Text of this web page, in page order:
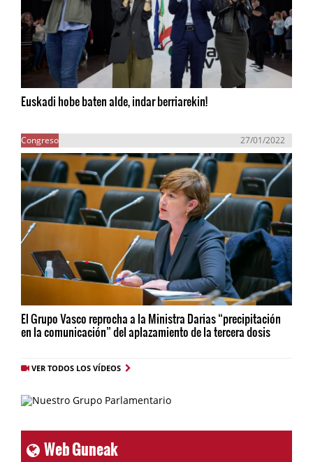
Euskadi hobe baten alde, indar berriarekin!
Congreso 27/01/2022
El Grupo Vasco reprocha a la Ministra Darias “precipitación
en la comunicación” del aplazamiento de la tercera dosis
VER TODOS LOS VÍDEOS
Web Guneak